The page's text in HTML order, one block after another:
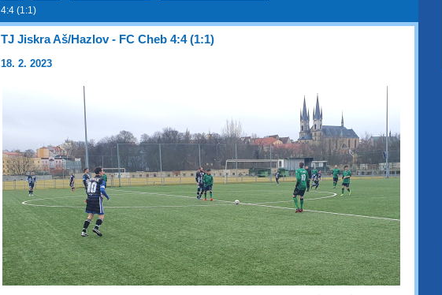
4:4 (1:1)
TJ Jiskra Aš/Hazlov - FC Cheb 4:4 (1:1)
18. 2. 2023